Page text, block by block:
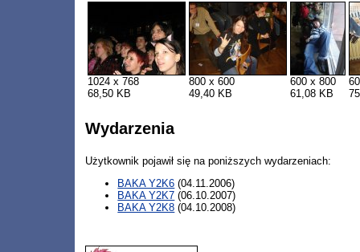
1024 x 768
68,50 KB
800 x 600
49,40 KB
600 x 800
61,08 KB
Wydarzenia
Użytkownik pojawił się na poniższych wydarzeniach:
BAKA Y2K6 (04.11.2006)
BAKA Y2K7 (06.10.2007)
BAKA Y2K8 (04.10.2008)